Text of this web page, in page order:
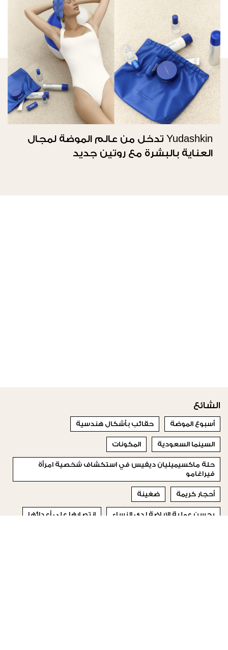
Yudashkin تدخل من عالم الموضة لمجال
العناية بالبشرة مع روتين جديد
الشائع
أسبوع الموضة حقائب بأشكال هندسية
السينما السعودية المكونات
حلة ماكسيميليان ديفيس في استكشاف شخصية امرأة
فيراغامو
أحجار كريمة ضغينة
يحسن عملية الإباضة لدى النساء انتصارها على أعدائها